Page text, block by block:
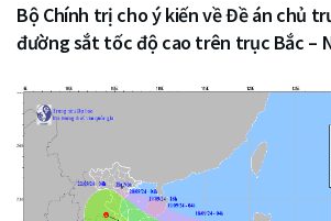
Bộ Chính trị cho ý kiến về Đề án chủ
đường sắt tốc độ cao trên trục Bắc –